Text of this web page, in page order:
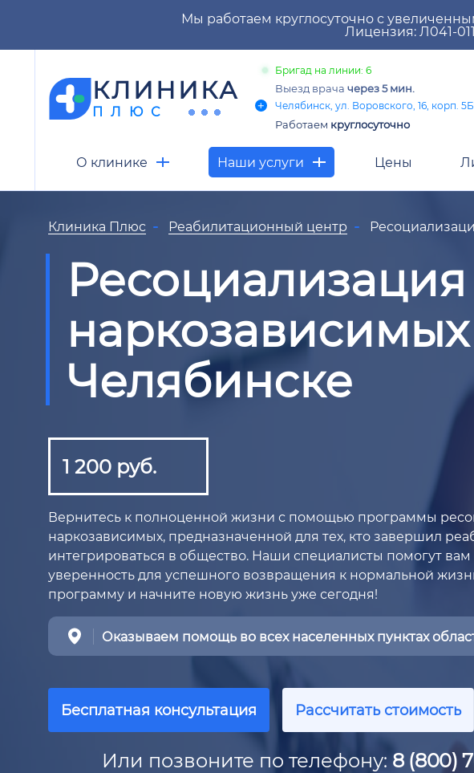
Мы работаем круглосуточно с
Лицензия: Л041-
КЛИНИКА
ПЛЮС
Бригад на линии: 6
Выезд врача через 5 мин.
Челябинск, ул. Воровского, 16, корп.
Работаем круглосуточно
О клинике Наши услуги Цены
Клиника Плюс Реабилитационный центр
Ресоциализация
Челябинске
1 200 руб.
Вернитесь к полноценной жизни с помощью программы
наркозависимых, предназначенной для тех, кто завершил
интегрироваться в общество. Наши специалисты помогут
уверенность для успешного возвращения к нормальной
программу и начните новую жизнь уже сегодня!
Оказываем помощь во всех населенных пунктах
Бесплатная консультация Рассчитать стоимость
Или позвоните по телефону: 8 (800)